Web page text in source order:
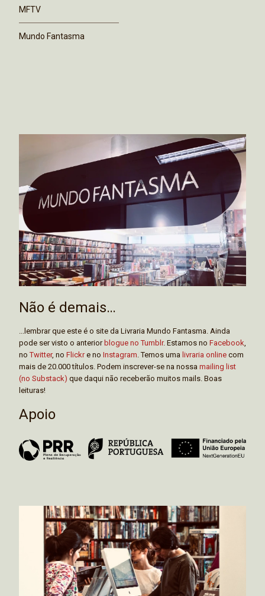
MFTV
Mundo Fantasma
Não é demais…
...lembrar que este é o site da Livraria Mundo Fantasma. Ainda
pode ser visto o anterior blogue no Tumblr. Estamos no Facebook,
noTwitter, no Flickre no Instagram. Temos uma livraria online com
mais de 20.000 títulos. Podem inscrever-se na nossa mailing list
(no Substack) que daqui não receberão muitos mails. Boas
leituras!
Apoio